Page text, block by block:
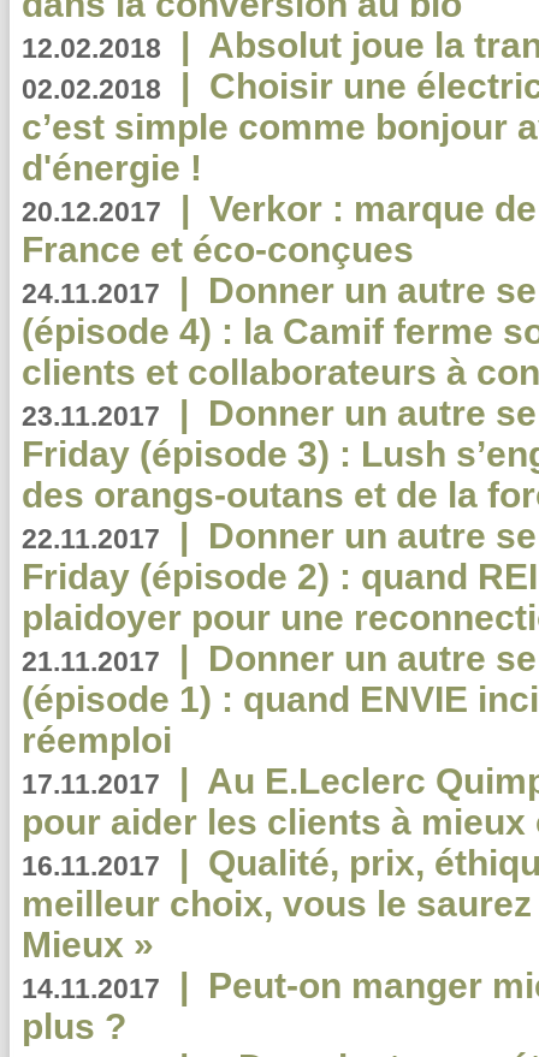
12.02.2018 | Absolut joue la
02.02.2018 | Choisir une
c’est simple comme bonjour
d'énergie !
20.12.2017 | Verkor : marque
France et éco-conçues
24.11.2017 | Donner un autre
(épisode 4) : la Camif ferme
clients et collaborateurs à
23.11.2017 | Donner un autre
Friday (épisode 3) : Lush
des orangs-outans et de la
22.11.2017 | Donner un autre
Friday (épisode 2) : quand
plaidoyer pour une
21.11.2017 | Donner un autre
(épisode 1) : quand ENVIE
réemploi
17.11.2017 | Au E.Leclerc
pour aider les clients à
16.11.2017 | Qualité, prix,
meilleur choix, vous le
Mieux »
14.11.2017 | Peut-on manger
plus ?